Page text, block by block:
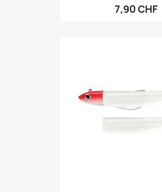
7,90 CHF